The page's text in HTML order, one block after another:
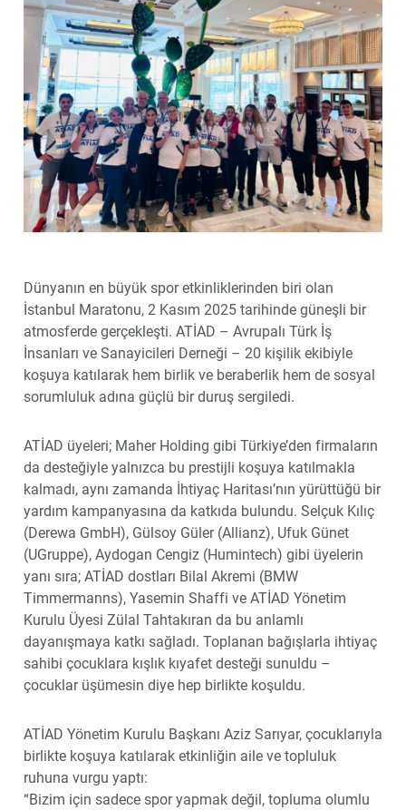
Dünyanın en büyük spor etkinliklerinden biri olan
İstanbul Maratonu, 2 Kasım 2025 tarihinde güneşli bir
atmosferde gerçekleşti. ATİAD – Avrupalı Türk İş
İnsanları ve Sanayicileri Derneği – 20 kişilik ekibiyle
koşuya katılarak hem birlik ve beraberlik hem de sosyal
sorumluluk adına güçlü bir duruş sergiledi.
ATİAD üyeleri; Maher Holding gibi Türkiye’den firmaların
da desteğiyle yalnızca bu prestijli koşuya katılmakla
kalmadı, aynı zamanda İhtiyaç Haritası’nın yürüttüğü bir
yardım kampanyasına da katkıda bulundu. Selçuk Kılıç
(Derewa GmbH), Gülsoy Güler (Allianz), Ufuk Günet
(UGruppe), Aydogan Cengiz (Humintech) gibi üyelerin
yanı sıra; ATİAD dostları Bilal Akremi (BMW
Timmermanns), Yasemin Shaffi ve ATİAD Yönetim
Kurulu Üyesi Zülal Tahtakıran da bu anlamlı
dayanışmaya katkı sağladı. Toplanan bağışlarla ihtiyaç
sahibi çocuklara kışlık kıyafet desteği sunuldu –
çocuklar üşümesin diye hep birlikte koşuldu.
ATİAD Yönetim Kurulu Başkanı Aziz Sarıyar, çocuklarıyla
birlikte koşuya katılarak etkinliğin aile ve topluluk
ruhuna vurgu yaptı:
“Bizim için sadece spor yapmak değil, topluma olumlu